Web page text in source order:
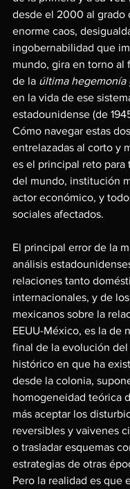
desde el 2000 al grado
enorme caos,
ingobernabilidad que
mundo, gira en torno al
de la última hegemonía
en la vida de ese
estadounidense (de
Cómo navegar estas
entrelazadas al corto y
es el principal reto para
del mundo, institución
actor económico, y
sociales afectados.
El principal error de la
análisis
relaciones tanto
internacionales, y de
mexicanos sobre la
EEUU-México, es la de
final de la evolución del
histórico en que ha
desde la colonia,
homogeneidad teórica
más aceptar los
reversibles y vaivenes
o trasladar esquemas
estrategias de otras
Pero la realidad es que